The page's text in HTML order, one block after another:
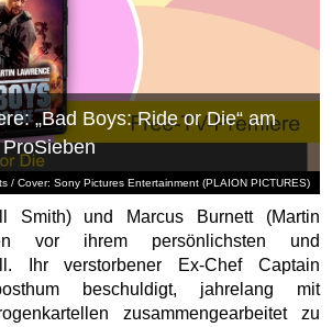
/ Cover: Sony Pictures Entertainment (PLAION PICTURES)
„Bad Boys: Ride or Die“ am
Smith) und Marcus Burnett (Martin
vor ihrem persönlichsten und
Ihr verstorbener Ex-Chef Captain
beschuldigt, jahrelang mit
zusammengearbeitet zu